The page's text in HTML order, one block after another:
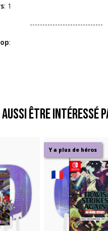
: 1
:
aussi être intéressé
Y a plus de héros